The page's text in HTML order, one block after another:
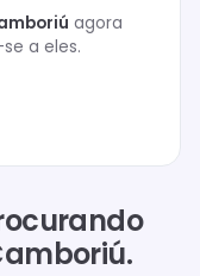
agora
a eles.
.